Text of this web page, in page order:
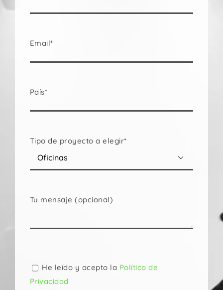
Email*
País*
Tipo de proyecto a elegir*

Tu mensaje (opcional)
deja
campo
He leído y acepto la Política de
Privacidad